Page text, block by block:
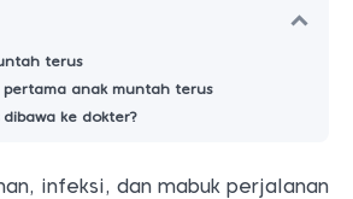
terus
anak muntah terus
ke dokter?
infeksi, dan mabuk perjalanan